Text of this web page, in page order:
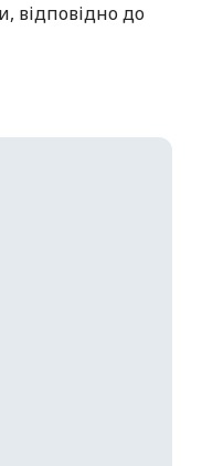
відповідно до